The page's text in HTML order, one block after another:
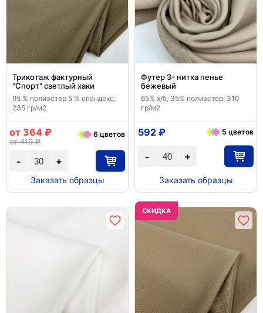
Трикотаж фактурный
"Спорт" светлый хаки
95 % полиэстер 5 % спандекс;
235 гр/м2
+
-
от 364 ₽
от 419 ₽
6 цветов
Заказать образцы
Футер 3- нитка пенье
бежевый
65% х/б, 35% полиэстер; 310
гр/м2
+
-
592 ₽ 5 цветов
Заказать образцы
CКИДКА